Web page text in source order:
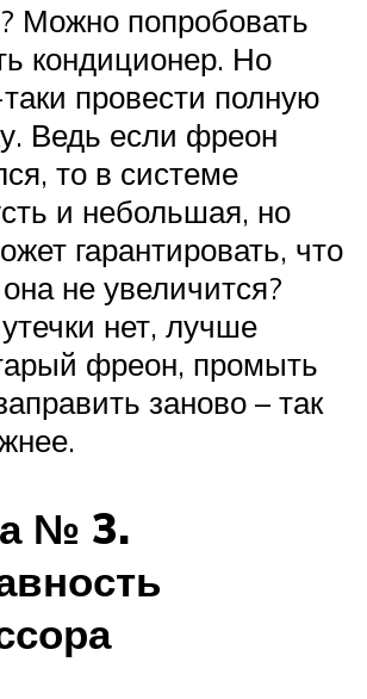
Можно попробовать
кондиционер. Но
провести полную
Ведь если фреон
то в системе
и небольшая, но
гарантировать, что
не увеличится?
нет, лучше
фреон, промыть
заново – так
№ 3.